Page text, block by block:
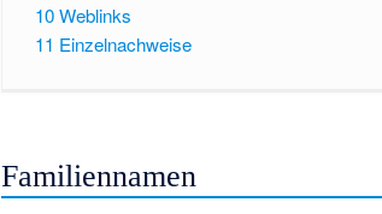
10Weblinks
11 Einzelnachweise
Familiennamen